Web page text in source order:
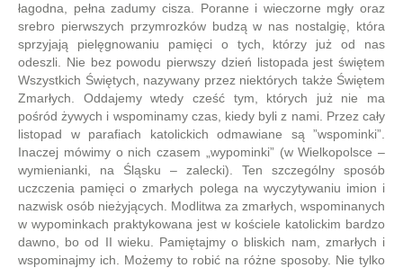
łagodna, pełna zadumy cisza. Poranne i wieczorne mgły oraz
srebro pierwszych przymrozków budzą w nas nostalgię, która
sprzyjają pielęgnowaniu pamięci o tych, którzy już od nas
odeszli. Nie bez powodu pierwszy dzień listopada jest świętem
Wszystkich Świętych, nazywany przez niektórych także Świętem
Zmarłych. Oddajemy wtedy cześć tym, których już nie ma
pośród żywych i wspominamy czas, kiedy byli z nami. Przez cały
listopad w parafiach katolickich odmawiane są ”wspominki”.
Inaczej mówimy o nich czasem „wypominki” (w Wielkopolsce –
wymienianki, na Śląsku – zalecki). Ten szczególny sposób
uczczenia pamięci o zmarłych polega na wyczytywaniu imion i
nazwisk osób nieżyjących. Modlitwa za zmarłych, wspominanych
w wypominkach praktykowana jest w kościele katolickim bardzo
dawno, bo od II wieku. Pamiętajmy o bliskich nam, zmarłych i
wspominajmy ich. Możemy to robić na różne sposoby. Nie tylko